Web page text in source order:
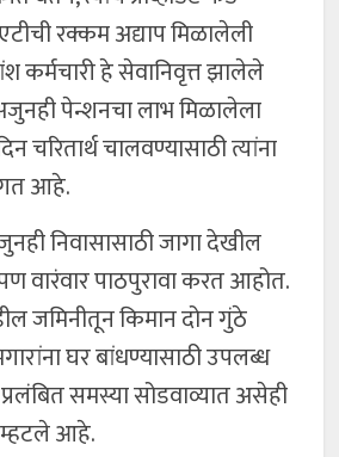
रक्कम अद्याप मिळालेली
कर्मचारी हे सेवानिवृत्त झालेले
पेन्शनचा लाभ मिळालेला
चरितार्थ चालवण्यासाठी त्यांना
आहे.
निवासासाठी जागा देखील
वारंवार पाठपुरावा करत आहोत.
जमिनीतून किमान दोन गुंठे
घर बांधण्यासाठी उपलब्ध
समस्या सोडवाव्यात असेही
म्हटले आहे.